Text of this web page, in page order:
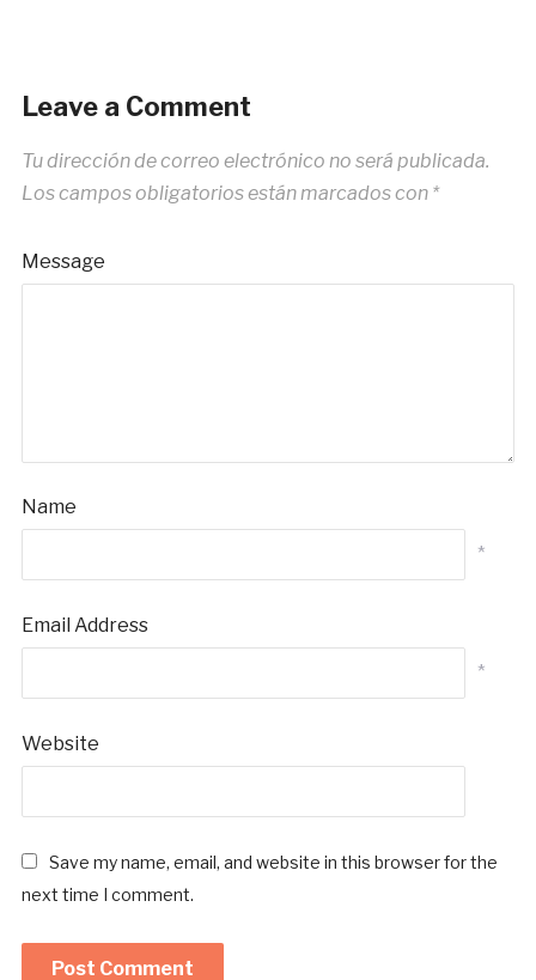
Leave a Comment
Tu dirección de correo electrónico no será publicada.
Los campos obligatorios están marcados con *
Message
Name
*
Email Address
*
Website
Save my name, email, and website in this browser for the
next time I comment.